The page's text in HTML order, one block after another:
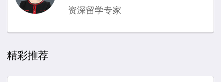
资深留学专家
精彩推荐